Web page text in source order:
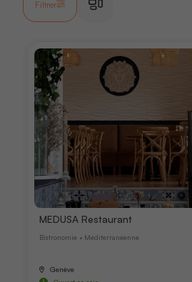
Filtrer
MEDUSA Restaurant
Bistronomie • Méditerranéenne
Genève